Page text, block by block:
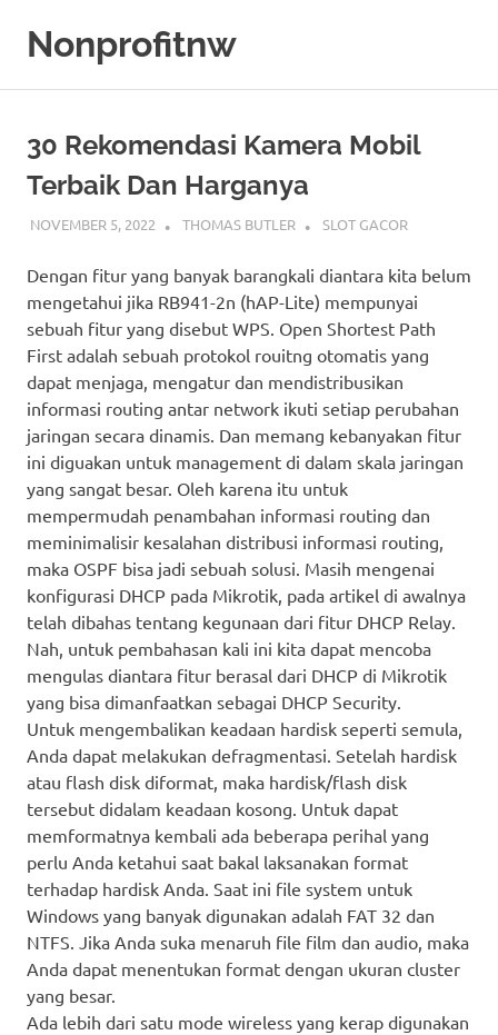
Nonprofitnw
Hari
Ini
30 Rekomendasi Kamera Mobil
Terbaik Dan Harganya
NOVEMBER 5, 2022 THOMAS BUTLER SLOT GACOR
Dengan fitur yang banyak barangkali diantara kita belum
mengetahui jika RB941-2n (hAP-Lite) mempunyai
sebuah fitur yang disebut WPS. Open Shortest Path
First adalah sebuah protokol rouitng otomatis yang
dapat menjaga, mengatur dan mendistribusikan
informasi routing antar network ikuti setiap perubahan
jaringan secara dinamis. Dan memang kebanyakan fitur
ini diguakan untuk management di dalam skala jaringan
yang sangat besar. Oleh karena itu untuk
mempermudah penambahan informasi routing dan
meminimalisir kesalahan distribusi informasi routing,
maka OSPF bisa jadi sebuah solusi. Masih mengenai
konfigurasi DHCP pada Mikrotik, pada artikel di awalnya
telah dibahas tentang kegunaan dari fitur DHCP Relay.
Nah, untuk pembahasan kali ini kita dapat mencoba
mengulas diantara fitur berasal dari DHCP di Mikrotik
yang bisa dimanfaatkan sebagai DHCP Security.
Untuk mengembalikan keadaan hardisk seperti semula,
Anda dapat melakukan defragmentasi. Setelah hardisk
atau flash disk diformat, maka hardisk/flash disk
tersebut didalam keadaan kosong. Untuk dapat
memformatnya kembali ada beberapa perihal yang
perlu Anda ketahui saat bakal laksanakan format
terhadap hardisk Anda. Saat ini file system untuk
Windows yang banyak digunakan adalah FAT 32 dan
NTFS. Jika Anda suka menaruh file film dan audio, maka
Anda dapat menentukan format dengan ukuran cluster
yang besar.
Ada lebih dari satu mode wireless yang kerap digunakan